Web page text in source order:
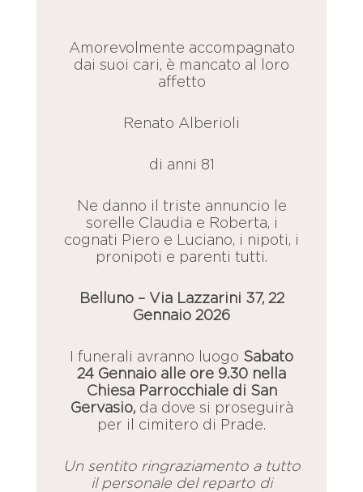
Amorevolmente accompagnato
dai suoi cari, è mancato al loro
affetto
Renato Alberioli
di anni 81
Ne danno il triste annuncio le
sorelle Claudia e Roberta, i
cognati Piero e Luciano, i nipoti, i
pronipoti e parenti tutti.
Belluno – Via Lazzarini 37, 22
Gennaio 2026
I funerali avranno luogo Sabato
24 Gennaio alle ore 9.30 nella
Chiesa Parrocchiale di San
Gervasio,da dove si proseguirà
per il cimitero di Prade.
Un sentito ringraziamento a tutto
il personale del reparto di